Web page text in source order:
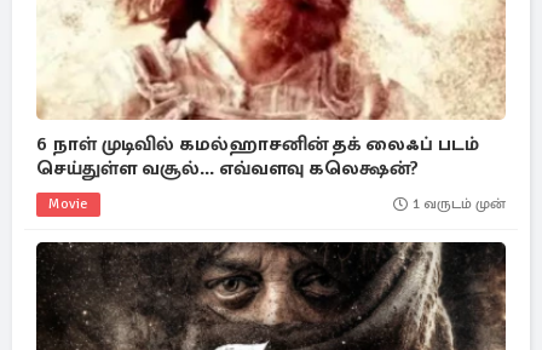
6 நாள் முடிவில் கமல்ஹாசனின் தக் லைஃப் படம்
செய்துள்ள வசூல்... எவ்வளவு கலெக்ஷன்?
Movie 1 வருடம் முன்